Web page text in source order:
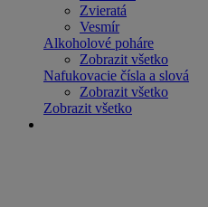
Zvieratá
Vesmír
Alkoholové poháre
Zobrazit všetko
Nafukovacie čísla a slová
Zobrazit všetko
Zobrazit všetko